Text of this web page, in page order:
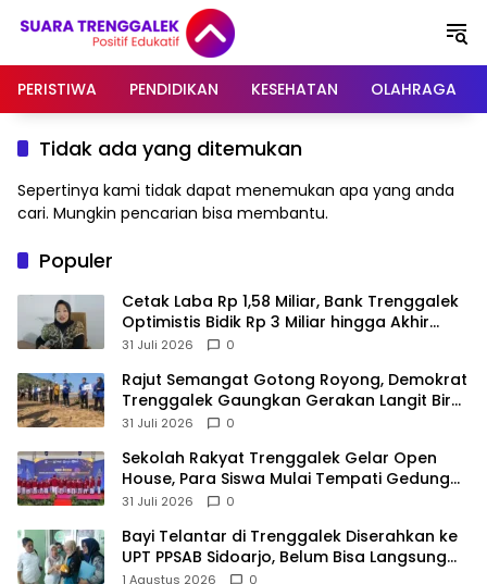
PERISTIWA
PENDIDIKAN KESEHATAN OLAHRAGA
Tidak ada yang ditemukan
Sepertinya kami tidak dapat menemukan apa yang anda
cari. Mungkin pencarian bisa membantu.
Populer
Cetak Laba Rp 1,58 Miliar, Bank Trenggalek
Optimistis Bidik Rp 3 Miliar hingga Akhir
Tahun
31 Juli 2026 0
​Rajut Semangat Gotong Royong, Demokrat
Trenggalek Gaungkan Gerakan Langit Biru
di Pantai Konang
31 Juli 2026 0
Sekolah Rakyat Trenggalek Gelar Open
House, Para Siswa Mulai Tempati Gedung
Baru
31 Juli 2026 0
Bayi Telantar di Trenggalek Diserahkan ke
UPT PPSAB Sidoarjo, Belum Bisa Langsung
Diadopsi
1 Agustus 2026 0